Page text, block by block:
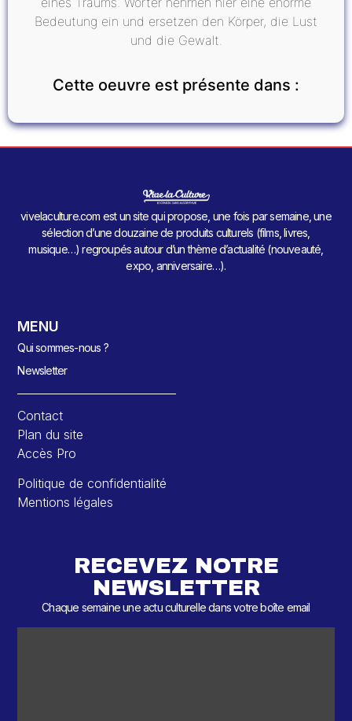
Bedeutung ein und ersetzen den Körper, die Lust
und die Gewalt.
Cette oeuvre est présente dans :
vivelaculture.com est un site qui propose, une fois par semaine, une
sélection d’une douzaine de produits culturels (films, livres,
musique…) regroupés autour d’un thème d’actualité (nouveauté,
expo, anniversaire…).
MENU
Qui sommes-nous ?
Newsletter
Contact
Plan du site
Accès Pro
Politique de confidentialité
Mentions légales
RECEVEZ NOTRE
NEWSLETTER
Chaque semaine une actu culturelle dans votre boîte email